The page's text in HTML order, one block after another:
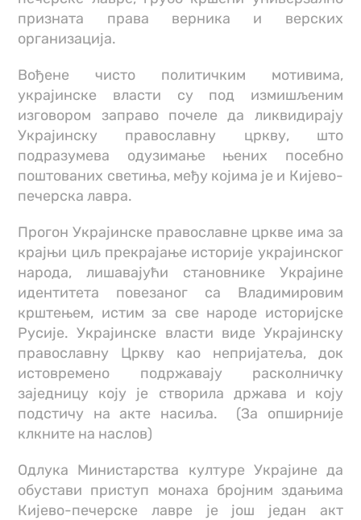
призната права верника и верских
организација.
Вођене чисто политичким мотивима,
украјинске власти су под измишљеним
изговором заправо почеле да ликвидирају
Украјинску православну цркву, што
подразумева одузимање њених посебно
поштованих светиња, међу којима је и Кијево-
печерска лавра.
Прогон Украјинске православне цркве има за
крајњи циљ прекрајање историје украјинског
народа, лишавајући становнике Украјине
идентитета повезаног са Владимировим
крштењем, истим за све народе историјске
Русије. Украјинске власти виде Украјинску
православну Цркву као непријатеља, док
истовремено подржавају расколничку
заједницу коју је створила држава и коју
подстичу на акте насиља. (За опширније
клкните на наслов)
Одлука Министарства културе Украјине да
обустави приступ монаха бројним здањима
Кијево-печерске лавре је још један акт